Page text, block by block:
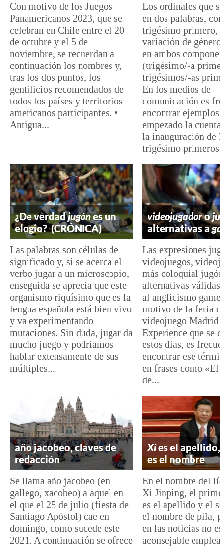
Con motivo de los Juegos
Panamericanos 2023, que se
celebran en Chile entre el 20
de octubre y el 5 de
noviembre, se recuerdan a
continuación los nombres y,
tras los dos puntos, los
gentilicios recomendados de
todos los países y territorios
americanos participantes. •
Antigua...
Los ordinales que
en dos palabras,
trigésimo primero,
variación de
en ambos
(trigésimo/-a
trigésimos/-as
En los medios de
comunicación es
encontrar
empezado la
la inauguración de
trigésimo
¿De verdadjugónes un
elogio? (CRÓNICA)
Las palabras son células de
significado y, si se acerca el
verbo jugar a un microscopio,
enseguida se aprecia que este
organismo riquísimo que es la
lengua española está bien vivo
y va experimentando
mutaciones. Sin duda, jugar da
mucho juego y podríamos
hablar extensamente de sus
múltiples...
videojugadoro
alternativas a
Las expresiones
videojuegos,
más coloquial
alternativas
al anglicismo
motivo de la feria
videojuego
Experience que se
estos días, es
encontrar ese
en frases como
de...
año jacobeo, claves de
redacción
Se llama año jacobeo (en
gallego, xacobeo) a aquel en
el que el 25 de julio (fiesta de
Santiago Apóstol) cae en
domingo, como sucede este
2021. A continuación se ofrece
Xies el
es el nombre
En el nombre del
Xi Jinping, el
es el apellido y el
el nombre de pila,
en las noticias no
aconsejable